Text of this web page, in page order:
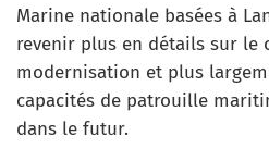
Marine nationale basées à
revenir plus en détails sur le
modernisation et plus
capacités de patrouille
dans le futur.